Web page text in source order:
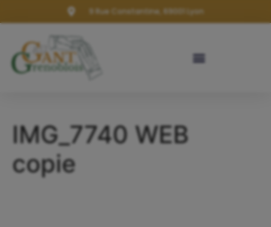
9 Rue Constantine, 69001 Lyon
IMG_7740 WEB
copie